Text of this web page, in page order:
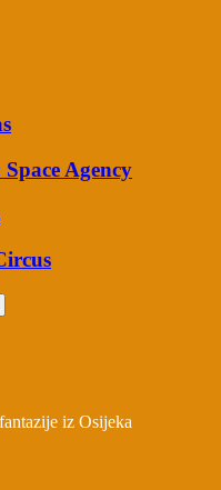
Agency
iz Osijeka